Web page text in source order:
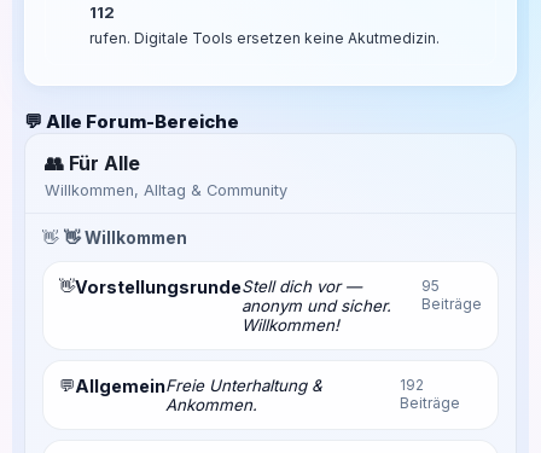
112
rufen. Digitale Tools ersetzen keine Akutmedizin.
💬 Alle Forum-Bereiche
👥 Für Alle
Willkommen, Alltag & Community
👋 👋 Willkommen
👋VorstellungsrundeStell dich vor —
anonym und sicher.
Willkommen!
95
Beiträge
💬AllgemeinFreie Unterhaltung &
Ankommen.
192
Beiträge